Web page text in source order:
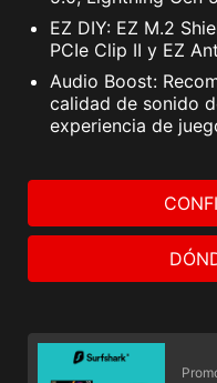
EZ DIY: EZ M.2
PCIe Clip II y EZ
Audio Boost:
calidad de sonido
experiencia de